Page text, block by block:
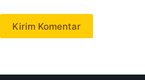
Kirim Komentar